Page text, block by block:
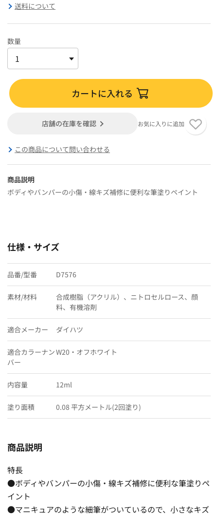
送料について
数量
カートに入れる
店舗の在庫を確認 お気に入りに追加
この商品について問い合わせる
商品説明
ボディやバンパーの小傷・線キズ補修に便利な筆塗りペイント
仕様・サイズ
品番/型番 D7576
素材/材料
合成樹脂（アクリル）、ニトロセルロース、顔
料、有機溶剤
適合メーカー ダイハツ
適合カラーナン
バー
W20・オフホワイト
内容量 12ml
塗り面積 0.08 平方メートル(2回塗り)
商品説明
特長
●ボディやバンパーの小傷・線キズ補修に便利な筆塗りペ
イント
●マニキュアのような細筆がついているので、小さなキズ